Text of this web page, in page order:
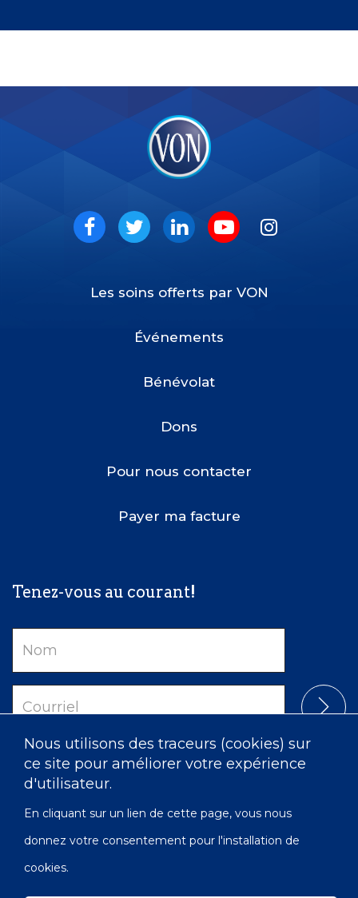
Nous utilisons des traceurs (cookies) sur
ce site pour améliorer votre expérience
d'utilisateur.
En cliquant sur un lien de cette page, vous nous
donnez votre consentement pour l'installation de
cookies.
Social
Les soins offerts par VON
Événements
Bénévolat
Dons
Pour nous contacter
Payer ma facture
Tenez-vous au courant!
Nom
Courriel